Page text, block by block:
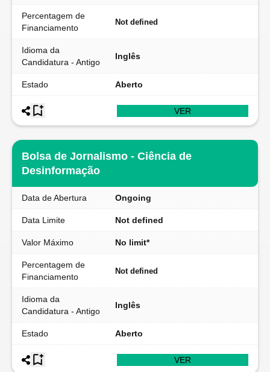
Percentagem de
Financiamento
Not defined
Idioma da
Candidatura - Antigo
Inglês
Estado Aberto
VER
Bolsa de Jornalismo - Ciência de
Desinformação
Data de Abertura Ongoing
Data Limite Not defined
Valor Máximo No limit*
Percentagem de
Financiamento
Not defined
Idioma da
Candidatura - Antigo
Inglês
Estado Aberto
VER